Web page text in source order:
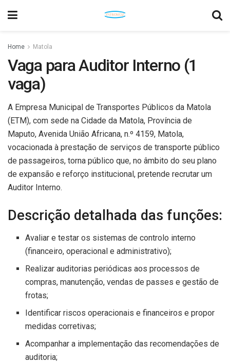
Home Matola
Vaga para Auditor Interno (1
vaga)
A Empresa Municipal de Transportes Públicos da Matola
(ETM), com sede na Cidade da Matola, Província de
Maputo, Avenida União Africana, n.º 4159, Matola,
vocacionada à prestação de serviços de transporte público
de passageiros, torna público que, no âmbito do seu plano
de expansão e reforço institucional, pretende recrutar um
Auditor Interno.
Descrição detalhada das funções:
Avaliar e testar os sistemas de controlo interno
(financeiro, operacional e administrativo);
Realizar auditorias periódicas aos processos de
compras, manutenção, vendas de passes e gestão de
frotas;
Identificar riscos operacionais e financeiros e propor
medidas corretivas;
Acompanhar a implementação das recomendações de
auditoria;